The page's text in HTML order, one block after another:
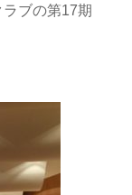
ブの第17期